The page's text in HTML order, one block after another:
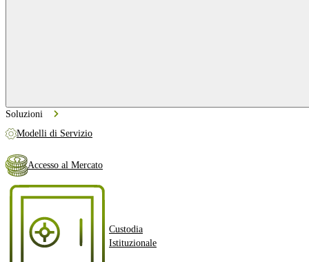
Soluzioni
Modelli di Servizio
Accesso al Mercato
Custodia
Istituzionale